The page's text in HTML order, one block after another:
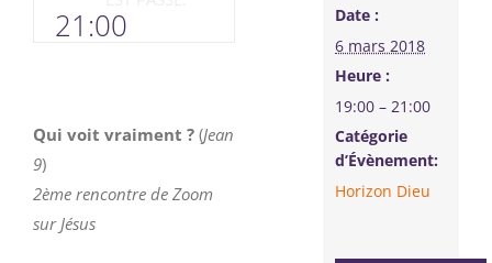
21:00
Qui voit vraiment ? (Jean
9)
2ème rencontre de Zoom
sur Jésus
Date :
6 mars 2018
Heure :
19:00 – 21:00
Catégorie
d’Évènement:
Horizon Dieu